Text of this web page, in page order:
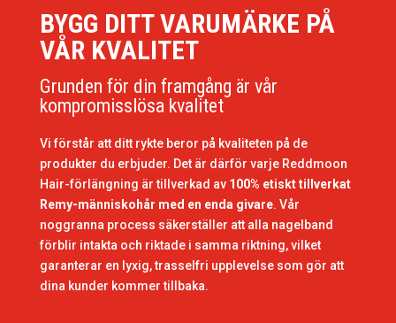
BYGG DITT VARUMÄRKE PÅ
VÅR KVALITET
Grunden för din framgång är vår
kompromisslösa kvalitet
Vi förstår att ditt rykte beror på kvaliteten på de
produkter du erbjuder. Det är därför varje Reddmoon
Hair-förlängning är tillverkad av 100% etiskt tillverkat
Remy-människohår med en enda givare. Vår
noggranna process säkerställer att alla nagelband
förblir intakta och riktade i samma riktning, vilket
garanterar en lyxig, trasselfri upplevelse som gör att
dina kunder kommer tillbaka.